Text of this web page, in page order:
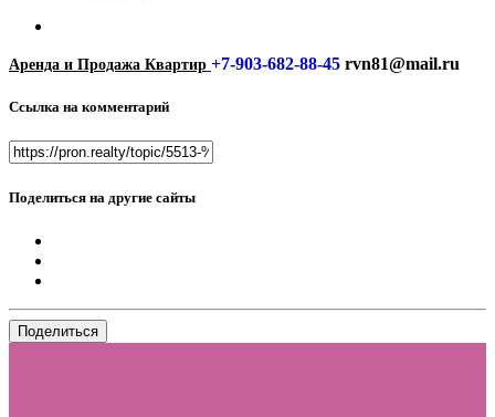
Аренда и Продажа Квартир +7-903-682-88-45 rvn81@mail.ru
Ссылка на комментарий
Поделиться на другие сайты
Поделиться